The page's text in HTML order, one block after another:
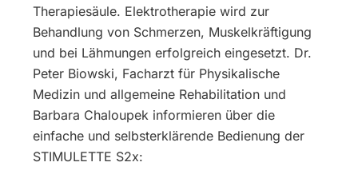
Therapiesäule. Elektrotherapie wird zur
Behandlung von Schmerzen, Muskelkräftigung
und bei Lähmungen erfolgreich eingesetzt. Dr.
Peter Biowski, Facharzt für Physikalische
Medizin und allgemeine Rehabilitation und
Barbara Chaloupek informieren über die
einfache und selbsterklärende Bedienung der
STIMULETTE S2x: